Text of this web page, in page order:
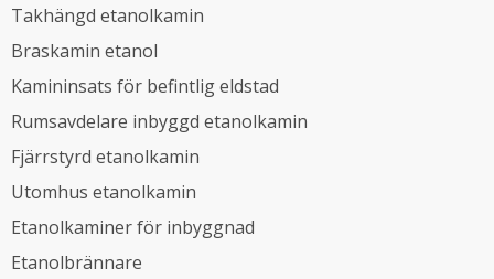
Takhängd etanolkamin
Braskamin etanol
Kamininsats för befintlig eldstad
Rumsavdelare inbyggd etanolkamin
Fjärrstyrd etanolkamin
Utomhus etanolkamin
Etanolkaminer för inbyggnad
Etanolbrännare